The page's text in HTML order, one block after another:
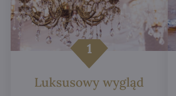
Luksusowy wygląd